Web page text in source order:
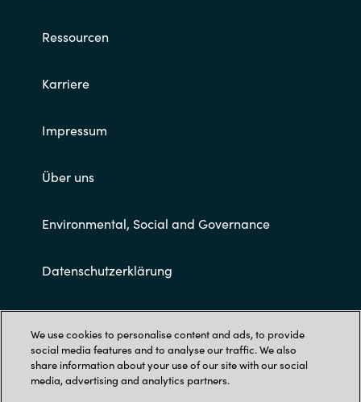
Ressourcen
Karriere
Impressum
Über uns
Environmental, Social and Governance
Datenschutzerklärung
Allgemeine Geschäftsbedingungen
We use cookies to personalise content and ads, to provide
social media features and to analyse our traffic. We also
share information about your use of our site with our social
media, advertising and analytics partners.